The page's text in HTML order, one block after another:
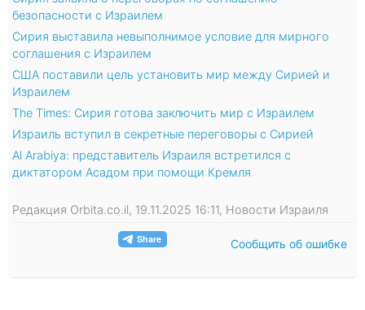
безопасности с Израилем
Сирия выставила невыполнимое условие для мирного
соглашения с Израилем
США поставили цель установить мир между Сирией и
Израилем
The Times: Сирия готова заключить мир с Израилем
Израиль вступил в секретные переговоры с Сирией
Al Arabiya: представитель Израиля встретился с
диктатором Асадом при помощи Кремля
Редакция Orbita.co.il, 19.11.2025 16:11, Новости Израиля
Сообщить об ошибке